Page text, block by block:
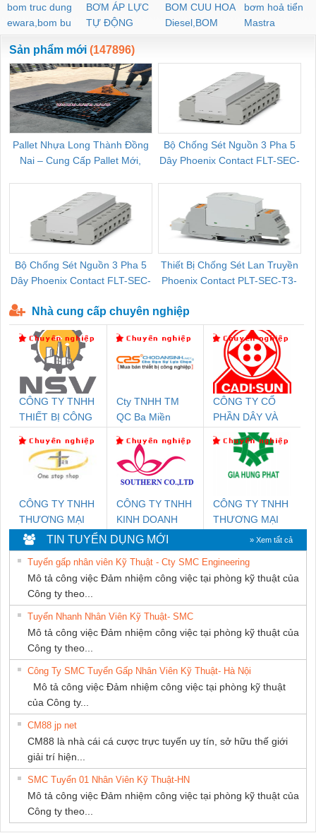
bom truc dung
ewara,bom bu
ewara
BƠM ÁP LỰC
TỰ ĐỘNG
BOM CUU HOA
Diesel,BOM
CHUA CHAY
bơm hoả tiển
Mastra
Sản phẩm mới (147896)
Pallet Nhựa Long Thành Đồng
Nai – Cung Cấp Pallet Mới,
Bộ Chống Sét Nguồn 3 Pha 5
Dây Phoenix Contact FLT-SEC-
Bộ Chống Sét Nguồn 3 Pha 5
Dây Phoenix Contact FLT-SEC-
Thiết Bị Chống Sét Lan Truyền
Phoenix Contact PLT-SEC-T3-
Nhà cung cấp chuyên nghiệp
CÔNG TY TNHH
THIẾT BỊ CÔNG
SETSUBI VIỆT
NAM
Cty TNHH TM
QC Ba Miền
CÔNG TY CỔ
PHẦN DÂY VÀ
CÁP ĐIỆN
THƯỢNG ĐÌNH
CÔNG TY TNHH
THƯƠNG MẠI
THIÊN ÂN VIỆT
NAM
CÔNG TY TNHH
KINH DOANH
DỊCH VỤ XNK
PHƯƠNG NAM
CÔNG TY TNHH
THƯƠNG MẠI
DỊCH VỤ KỸ
THUẬT ĐIỆN CƠ
GIA HƯNG
PHÁT
TIN TUYỂN DỤNG MỚI » Xem tất cả
Tuyển gấp nhân viên Kỹ Thuật - Cty SMC Engineering
Mô tả công việc Đảm nhiệm công việc tại phòng kỹ thuật của
Công ty theo...
Tuyển Nhanh Nhân Viên Kỹ Thuật- SMC
Mô tả công việc Đảm nhiệm công việc tại phòng kỹ thuật của
Công ty theo...
Công Ty SMC Tuyển Gấp Nhân Viên Kỹ Thuật- Hà Nội
Mô tả công việc Đảm nhiệm công việc tại phòng kỹ thuật
của Công ty...
CM88 jp net
CM88 là nhà cái cá cược trực tuyến uy tín, sở hữu thế giới
giải trí hiện...
SMC Tuyển 01 Nhân Viên Kỹ Thuật-HN
Mô tả công việc Đảm nhiệm công việc tại phòng kỹ thuật của
Công ty theo...